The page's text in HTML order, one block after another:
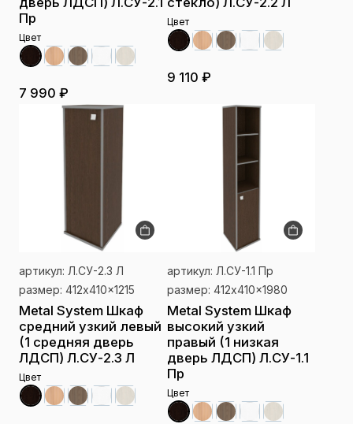
Пр
Цвет
7 990 ₽
Цвет
9 110 ₽
артикул: Л.СУ-2.3 Л
размер: 412x410x1215
Metal System Шкаф
средний узкий левый
(1 средняя дверь
ЛДСП) Л.СУ-2.3 Л
Цвет
артикул: Л.СУ-1.1 Пр
размер: 412x410x1980
Metal System Шкаф
высокий узкий
правый (1 низкая
дверь ЛДСП) Л.СУ-1.1
Пр
Цвет